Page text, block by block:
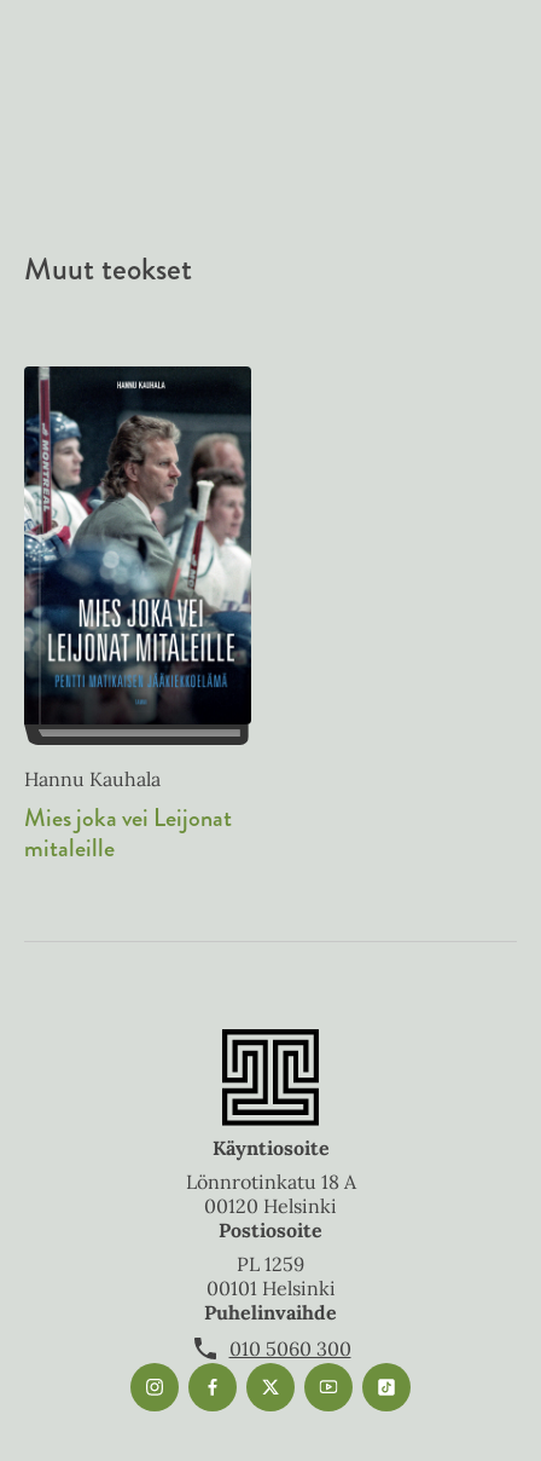
Muut teokset
Hannu Kauhala
Mies joka vei Leijonat
mitaleille
Käyntiosoite
Lönnrotinkatu 18 A
00120 Helsinki
Postiosoite
PL 1259
00101 Helsinki
Puhelinvaihde
010 5060 300